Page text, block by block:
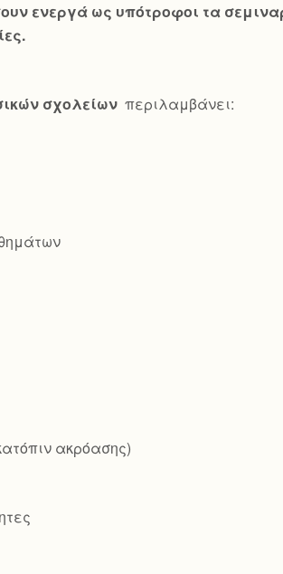
ενεργά ως υπότροφοι τα
σχολείων περιλαμβάνει:
ακρόασης)